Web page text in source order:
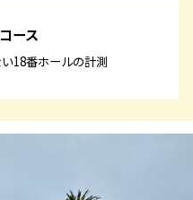
ース
18番ホールの計測